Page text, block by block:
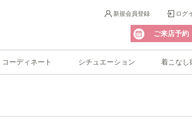
新規会員登録 ログ
ご来店予約
コーディネート シチュエーション 着こなし